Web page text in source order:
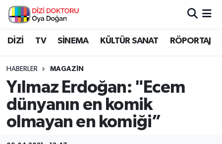
DİZİ TV SİNEMA KÜLTÜR SANAT RÖPORTAJ
HABERLER MAGAZİN
Yılmaz Erdoğan: "Ecem
dünyanın en komik
olmayan en komiği”
İstanbul Nöbetçi Eczaneler
İstanbul Namaz Vakitleri
İstanbul Trafik Yoğunluk Haritası